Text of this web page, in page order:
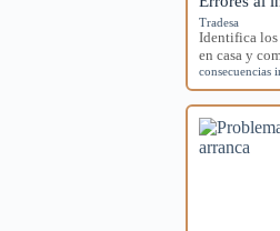
Tradesa
Identifica los
en casa y
consecuencias